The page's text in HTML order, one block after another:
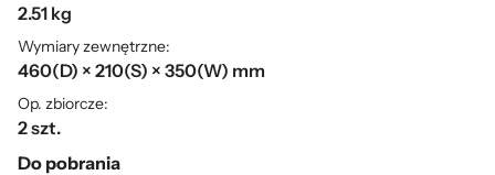
2.51 kg
Wymiary zewnętrzne:
460(D) × 210(S) × 350(W) mm
Op. zbiorcze:
2 szt.
Do pobrania